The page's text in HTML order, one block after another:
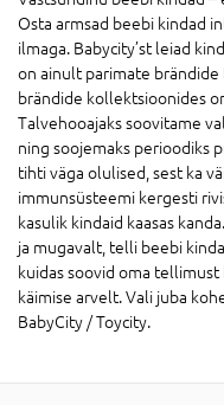
Osta armsad beebi kindad
ilmaga. Babycity’st leiad
on ainult parimate
brändide kollektsioonides
Talvehooajaks soovitame
ning soojemaks perioodiks
tihti väga olulised, sest ka
immunsüsteemi kergesti
kasulik kindaid kaasas
ja mugavalt, telli beebi
kuidas soovid oma tellimust
käimise arvelt. Vali juba
BabyCity / Toycity.